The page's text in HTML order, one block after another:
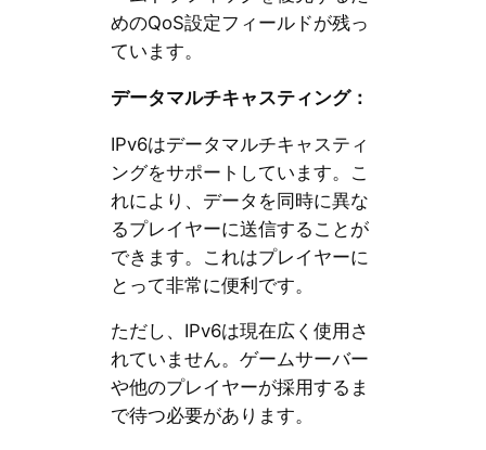
めのQoS設定フィールドが残っ
ています。
データマルチキャスティング：
IPv6はデータマルチキャスティ
ングをサポートしています。こ
れにより、データを同時に異な
るプレイヤーに送信することが
できます。これはプレイヤーに
とって非常に便利です。
ただし、IPv6は現在広く使用さ
れていません。ゲームサーバー
や他のプレイヤーが採用するま
で待つ必要があります。